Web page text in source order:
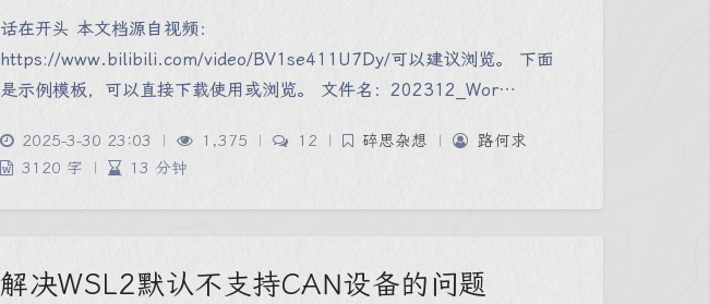
话在开头 本文档源自视频：
https://www.bilibili.com/video/BV1se411U7Dy/可以建议浏览。 下面
是示例模板，可以直接下载使用或浏览。 文件名：202312_Wor…
2025-3-30 23:03 | 1,375 | 12 | 碎思杂想 |
路何求
3120 字
| 13 分钟
解决WSL2默认不支持CAN设备的问题